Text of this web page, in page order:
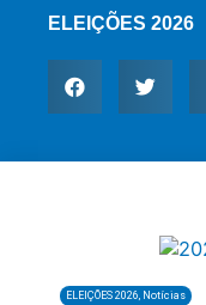
ELEIÇÕES 2026
ELEIÇÕES 2026 Notícias